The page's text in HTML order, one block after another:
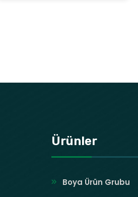
Ürünler
Boya Ürün Grubu